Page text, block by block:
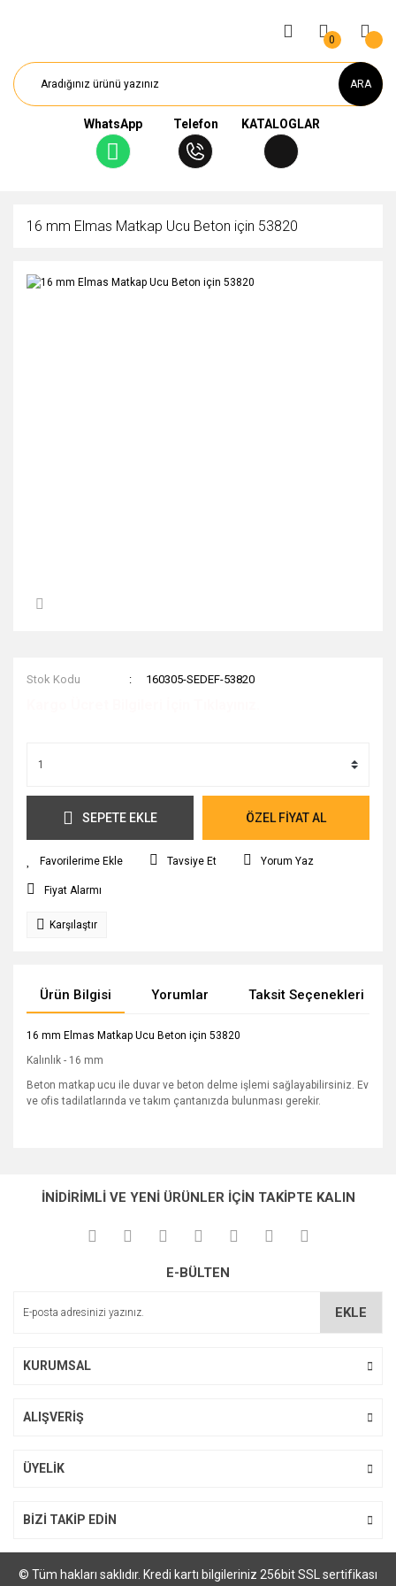
ARA
WhatsApp Telefon KATALOGLAR
0
16 mm Elmas Matkap Ucu Beton için 53820
Stok Kodu 160305-SEDEF-53820
SEPETE EKLE ÖZEL FİYAT AL
Tavsiye Et Yorum Yaz
Fiyat Alarmı
Karşılaştır
Ürün Bilgisi Yorumlar Taksit Seçenekleri
16 mm Elmas Matkap Ucu Beton için 53820
Kalınlık - 16 mm
Beton matkap ucu ile duvar ve beton delme işlemi sağlayabilirsiniz. Ev
ve ofis tadilatlarında ve takım çantanızda bulunması gerekir.
Yorum Yaz
kullanarak tarafımıza iletebilirsiniz.
Görüş ve önerileriniz için teşekkür ederiz.
Ürün açıklamasında eksik bilgiler bulunuyor.
İNİDİRİMLİ VE YENİ ÜRÜNLER İÇİN TAKİPTE KALIN
E-BÜLTEN
EKLE
KURUMSAL
ALIŞVERİŞ
ÜYELİK
BİZİ TAKİP EDİN
© Tüm hakları saklıdır. Kredi kartı bilgileriniz 256bit SSL sertifikası